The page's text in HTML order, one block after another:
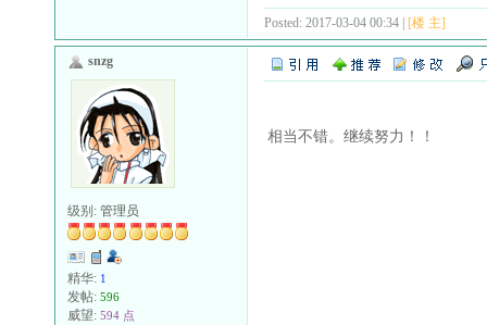
Posted: 2017-03-04 00:34 | [楼 主]
snzg
级别: 管理员
精华: 1
发帖: 596
威望: 594 点
相当不错。继续努力！！